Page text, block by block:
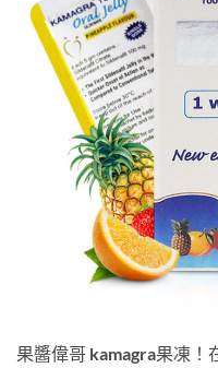
果醬偉哥 kamagra果凍！